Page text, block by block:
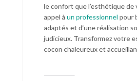
le confort que l’esthétique de
appel à un professionnel pour
adaptés et d’une réalisation
judicieux. Transformez votre
cocon chaleureux et